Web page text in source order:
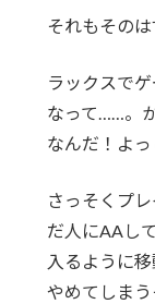
それもそのは
ラックスで
なって……。
なんだ！よ
さっそくプ
だ人にAAし
入るように
やめてしまう